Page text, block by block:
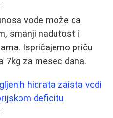
vode može da
smanji nadutost i
Ispričajemo priču
7kg za mesec dana.
hidrata zaista vodi
deficitu